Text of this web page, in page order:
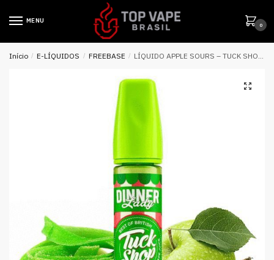
MENU
0
Início / E-LÍQUIDOS / FREEBASE / LÍQUIDO APPLE SOURS – TUCK SHOP – DINNER LADY